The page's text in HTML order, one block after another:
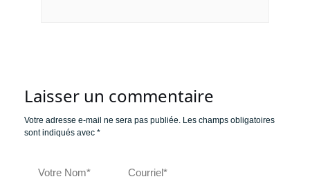
Laisser un commentaire
Votre adresse e-mail ne sera pas publiée. Les champs obligatoires
sont indiqués avec *